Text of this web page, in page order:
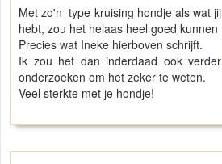
Met zo'n type kruising hondje als wat jij
hebt, zou het helaas heel goed kunnen
Precies wat Ineke hierboven schrijft.
Ik zou het dan inderdaad ook verder
onderzoeken om het zeker te weten.
Veel sterkte met je hondje!